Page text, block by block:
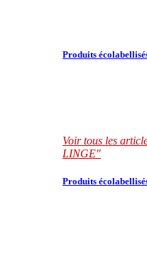
Produits
Voir tous les
LINGE"
Produits